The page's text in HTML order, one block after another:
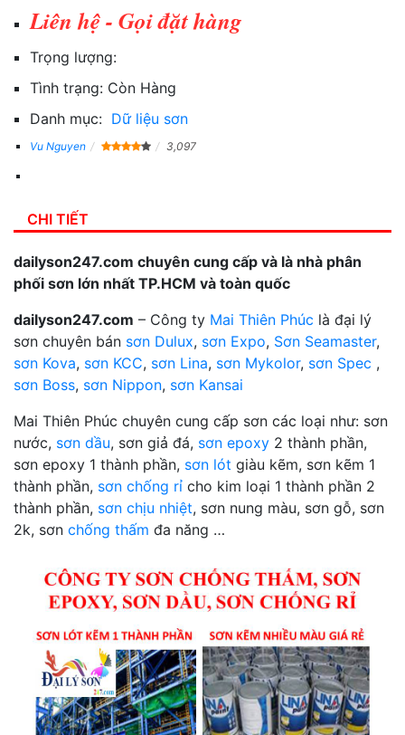
Liên hệ - Gọi đặt hàng
Trọng lượng:
Tình trạng: Còn Hàng
Danh mục: Dữ liệu sơn
Vu Nguyen 3,097
CHI TIẾT
dailyson247.com chuyên cung cấp và là nhà phân
phối sơn lớn nhất TP.HCM và toàn quốc
dailyson247.com – Công ty Mai Thiên Phúc là đại lý
sơn chuyên bán sơn Dulux, sơn Expo, Sơn Seamaster,
sơn Kova, sơn KCC, sơn Lina, sơn Mykolor, sơn Spec ,
sơn Boss, sơn Nippon, sơn Kansai
Mai Thiên Phúc chuyên cung cấp sơn các loại như: sơn
nước, sơn dầu, sơn giả đá, sơn epoxy 2 thành phần,
sơn epoxy 1 thành phần, sơn lót giàu kẽm, sơn kẽm 1
thành phần, sơn chống rỉ cho kim loại 1 thành phần 2
thành phần, sơn chịu nhiệt, sơn nung màu, sơn gỗ, sơn
2k, sơn chống thấm đa năng …